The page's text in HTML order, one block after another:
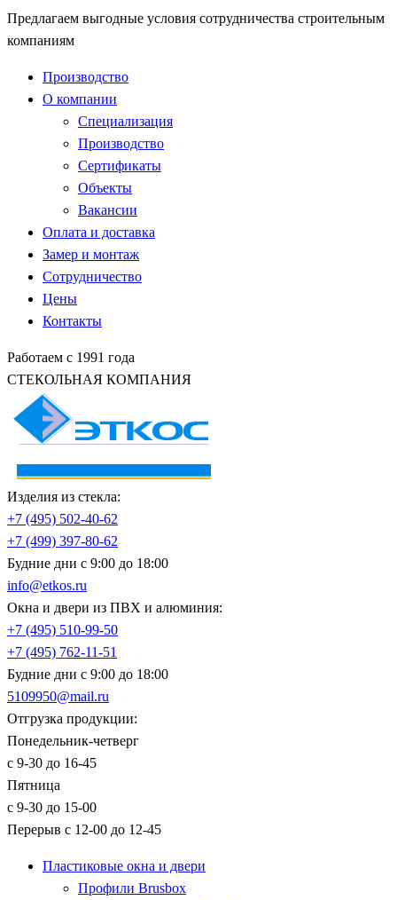
Предлагаем выгодные условия сотрудничества строительным
компаниям
Производство
О компании
Специализация
Производство
Сертификаты
Объекты
Вакансии
Оплата и доставка
Замер и монтаж
Сотрудничество
Цены
Контакты
Работаем с 1991 года
СТЕКОЛЬНАЯ КОМПАНИЯ
Изделия из стекла:
+7 (495) 502-40-62
+7 (499) 397-80-62
Будние дни с 9:00 до 18:00
info@etkos.ru
Окна и двери из ПВХ и алюминия:
+7 (495) 510-99-50
+7 (495) 762-11-51
Будние дни с 9:00 до 18:00
5109950@mail.ru
Отгрузка продукции:
Понедельник-четверг
с 9-30 до 16-45
Пятница
с 9-30 до 15-00
Перерыв с 12-00 до 12-45
Пластиковые окна и двери
Профили Brusbox